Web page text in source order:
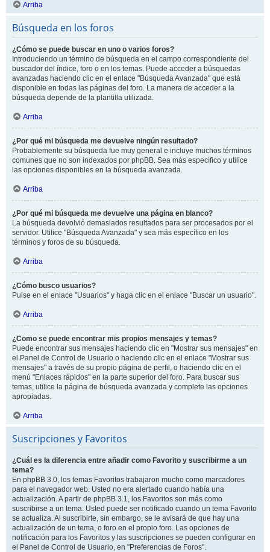
Arriba
Búsqueda en los foros
¿Cómo se puede buscar en uno o varios foros?
Introduciendo un término de búsqueda en el campo correspondiente del
buscador del índice, foro o en los temas. Puede acceder a búsquedas
avanzadas haciendo clic en el enlace "Búsqueda Avanzada" que está
disponible en todas las páginas del foro. La manera de acceder a la
búsqueda depende de la plantilla utilizada.
Arriba
¿Por qué mi búsqueda me devuelve ningún resultado?
Probablemente su búsqueda fue muy general e incluye muchos términos
comunes que no son indexados por phpBB. Sea más específico y utilice
las opciones disponibles en la búsqueda avanzada.
Arriba
¿Por qué mi búsqueda me devuelve una página en blanco?
La búsqueda devolvió demasiados resultados para ser procesados por el
servidor. Utilice "Búsqueda Avanzada" y sea más específico en los
términos y foros de su búsqueda.
Arriba
¿Cómo busco usuarios?
Pulse en el enlace "Usuarios" y haga clic en el enlace "Buscar un usuario".
Arriba
¿Como se puede encontrar mis propios mensajes y temas?
Puede encontrar sus mensajes haciendo clic en "Mostrar sus mensajes" en
el Panel de Control de Usuario o haciendo clic en el enlace "Mostrar sus
mensajes" a través de su propio página de perfil, o haciendo clic en el
menú "Enlaces rápidos" en la parte superior del foro. Para buscar sus
temas, utilice la página de búsqueda avanzada y complete las opciones
apropiadas.
Arriba
Suscripciones y Favoritos
¿Cuál es la diferencia entre añadir como Favorito y suscribirme a un
tema?
En phpBB 3.0, los temas Favoritos trabajaron mucho como marcadores
para el navegador web. Usted no era alertado cuando había una
actualización. A partir de phpBB 3.1, los Favoritos son más como
suscribirse a un tema. Usted puede ser notificado cuando un tema Favorito
se actualiza. Al suscribirte, sin embargo, se le avisará de que hay una
actualización de un tema, o foro en el propio foro. Las opciones de
notificación para los Favoritos y las suscripciones se pueden configurar en
el Panel de Control de Usuario, en "Preferencias de Foros".